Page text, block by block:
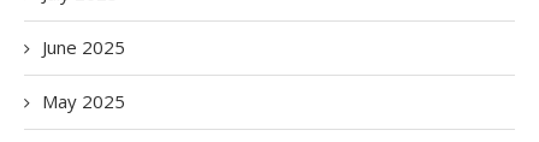
June 2025
May 2025